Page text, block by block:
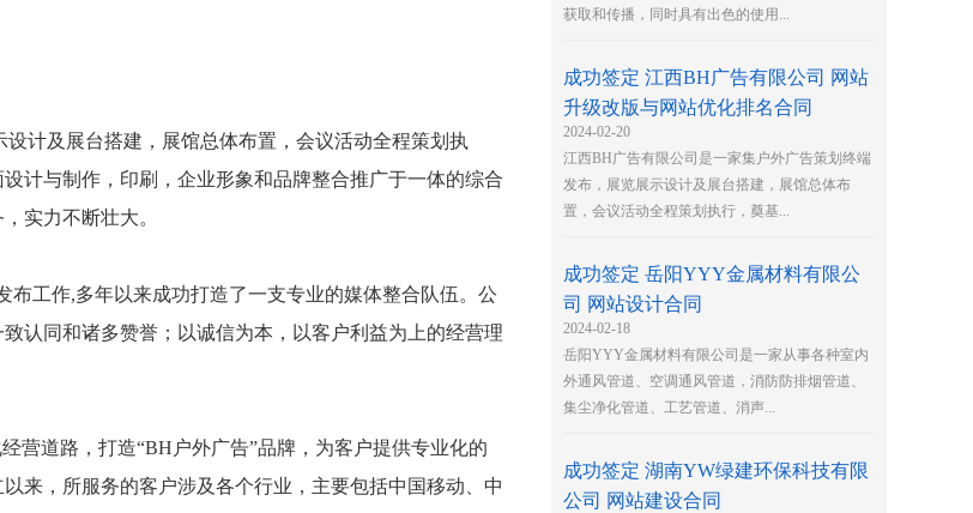
计及展台搭建，展馆总体布置，会议活动全程策划执
计与制作，印刷，企业形象和品牌整合推广于一体的综合
实力不断壮大。
工作,多年以来成功打造了一支专业的媒体整合队伍。公
认同和诸多赞誉；以诚信为本，以客户利益为上的经营理
营道路，打造“BH户外广告”品牌，为客户提供专业化的
来，所服务的客户涉及各个行业，主要包括中国移动、中
获取和传播，同时具有出色的使用...
成功签定 江西BH广告有限公司 网站
升级改版与网站优化排名合同
2024-02-20
江西BH广告有限公司是一家集户外广告策划终端
发布，展览展示设计及展台搭建，展馆总体布
置，会议活动全程策划执行，奠基...
成功签定 岳阳YYY金属材料有限公
司 网站设计合同
2024-02-18
岳阳YYY金属材料有限公司是一家从事各种室内
外通风管道、空调通风管道，消防防排烟管道、
集尘净化管道、工艺管道、消声...
成功签定 湖南YW绿建环保科技有限
公司 网站建设合同